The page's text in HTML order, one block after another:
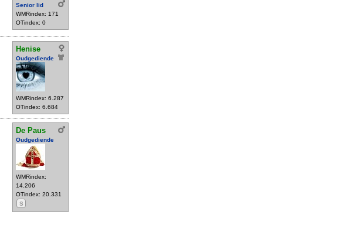
Senior lid
WMRindex: 171
OTindex: 0
Henise
Oudgediende
WMRindex: 6.287
OTindex: 6.684
De Paus
Oudgediende
WMRindex:
14.206
OTindex: 20.331
S